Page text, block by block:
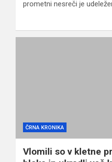
prometni nesreči je
ČRNA KRONIKA
Vlomili so v kletne